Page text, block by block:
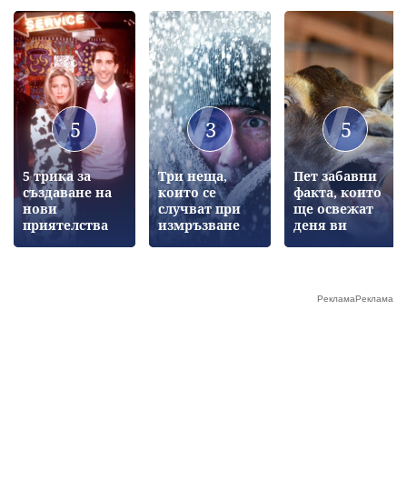
5
5 трика за
създаване на
нови
приятелства
3
Три неща,
които се
случват при
измръзване
5
Пет забавни
факта, които
ще освежат
деня ви